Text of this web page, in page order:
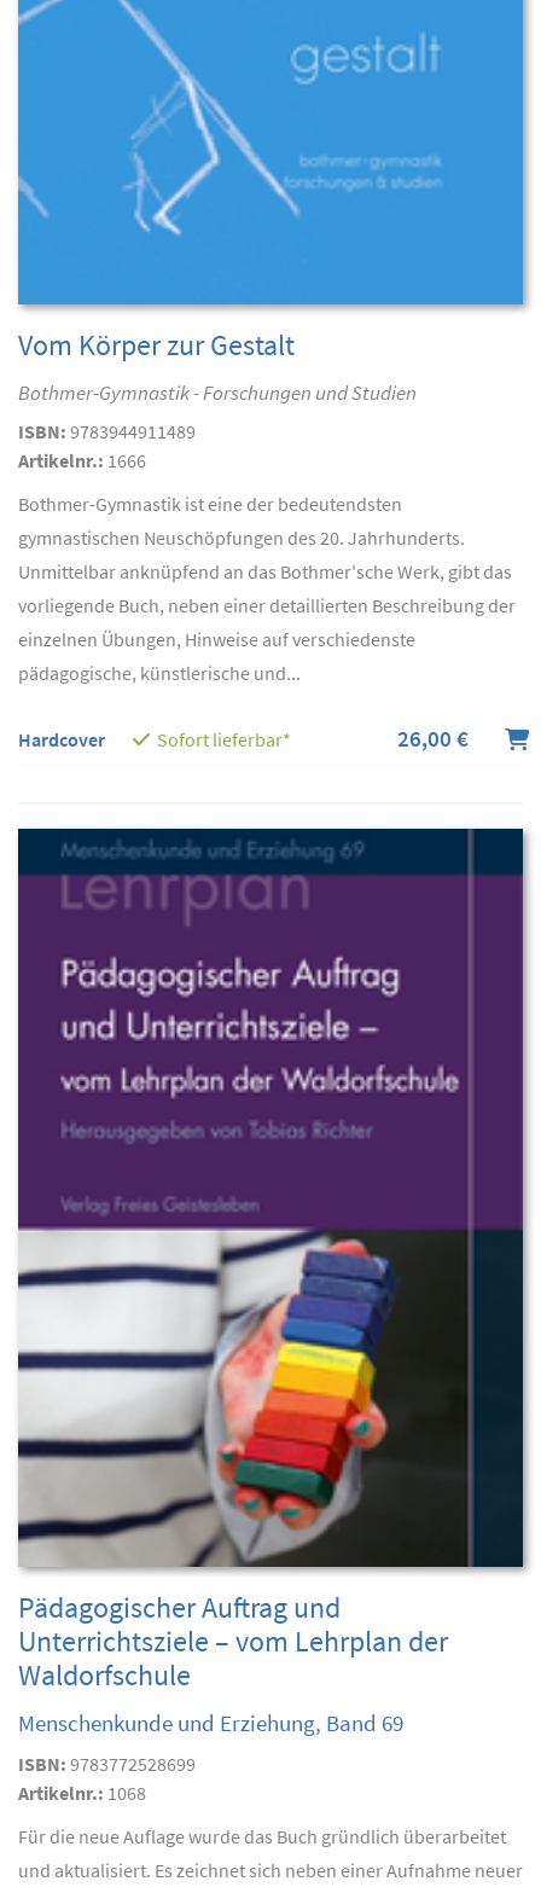
Vom Körper zur Gestalt
Bothmer-Gymnastik - Forschungen und Studien
ISBN: 9783944911489
Artikelnr.: 1666
Bothmer-Gymnastik ist eine der bedeutendsten
gymnastischen Neuschöpfungen des 20. Jahrhunderts.
Unmittelbar anknüpfend an das Bothmer'sche Werk, gibt das
vorliegende Buch, neben einer detaillierten Beschreibung der
einzelnen Übungen, Hinweise auf verschiedenste
pädagogische, künstlerische und...
Hardcover Sofort lieferbar* 26,00 €
Pädagogischer Auftrag und
Unterrichtsziele – vom Lehrplan der
Waldorfschule
Menschenkunde und Erziehung, Band 69
ISBN: 9783772528699
Artikelnr.: 1068
Für die neue Auflage wurde das Buch gründlich überarbeitet
und aktualisiert. Es zeichnet sich neben einer Aufnahme neuer